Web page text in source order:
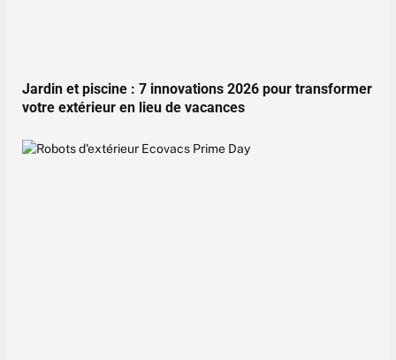
Jardin et piscine : 7 innovations 2026 pour transformer
votre extérieur en lieu de vacances